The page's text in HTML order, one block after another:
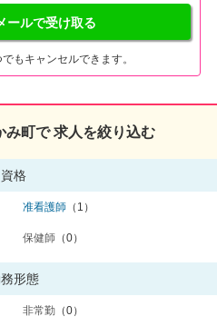
ールで受け取る
もキャンセルできます。
み町で 求人を絞り込む
資格
准看護師 （1）
保健師 （0）
形態
非常勤 （0）